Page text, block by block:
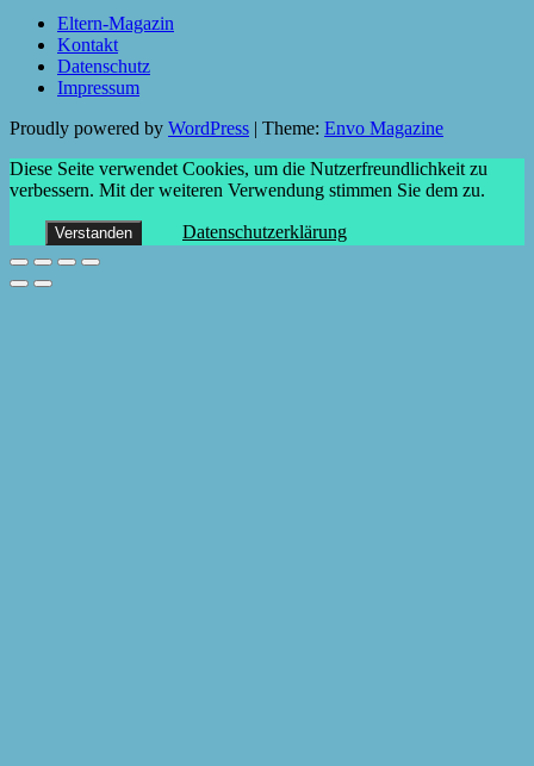
Eltern-Magazin
Kontakt
Datenschutz
Impressum
Proudly powered by WordPress Theme: Envo Magazine
Diese Seite verwendet Cookies, um die Nutzerfreundlichkeit zu
verbessern. Mit der weiteren Verwendung stimmen Sie dem zu.
Verstanden Datenschutzerklärung